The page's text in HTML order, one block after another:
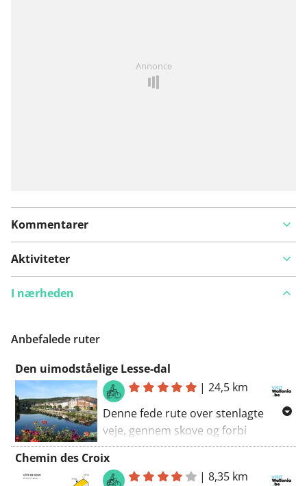
Annonce
Kommentarer
Aktiviteter
I nærheden
Anbefalede ruter
Den uimodståelige Lesse-dal
|24,5 km
Denne fede rute over stenlagte
veje, gennem skove og forbi
charmerende landsbyer, kan du
tilpasse efter dine præferencer.
Cykelknoibnettet i Famenne fører
Chemin des Croix
|8,35 km